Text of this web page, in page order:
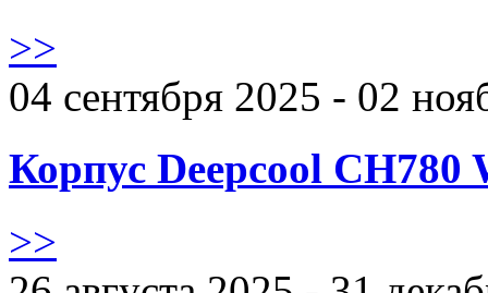
>>
04 сентября 2025 - 02
Корпус Deepcool CH780
>>